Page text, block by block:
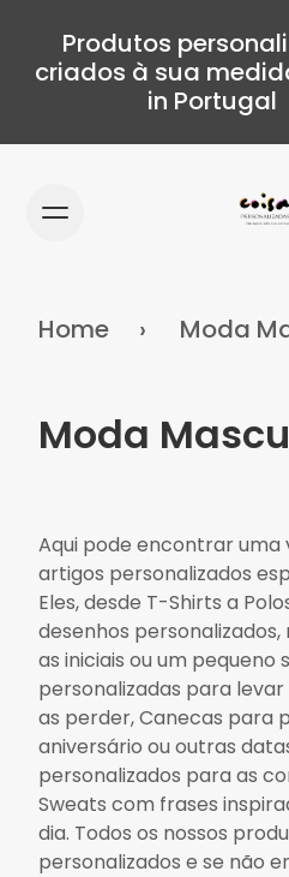
Produtos
criados à sua
in Portugal
Home Moda
Moda
Aqui pode encontrar uma
artigos personalizados
Eles, desde T-Shirts a
desenhos
as iniciais ou um pequeno
personalizadas para
as perder, Canecas para
aniversário ou outras
personalizados para as
Sweats com frases
dia. Todos os nossos
personalizados e se não